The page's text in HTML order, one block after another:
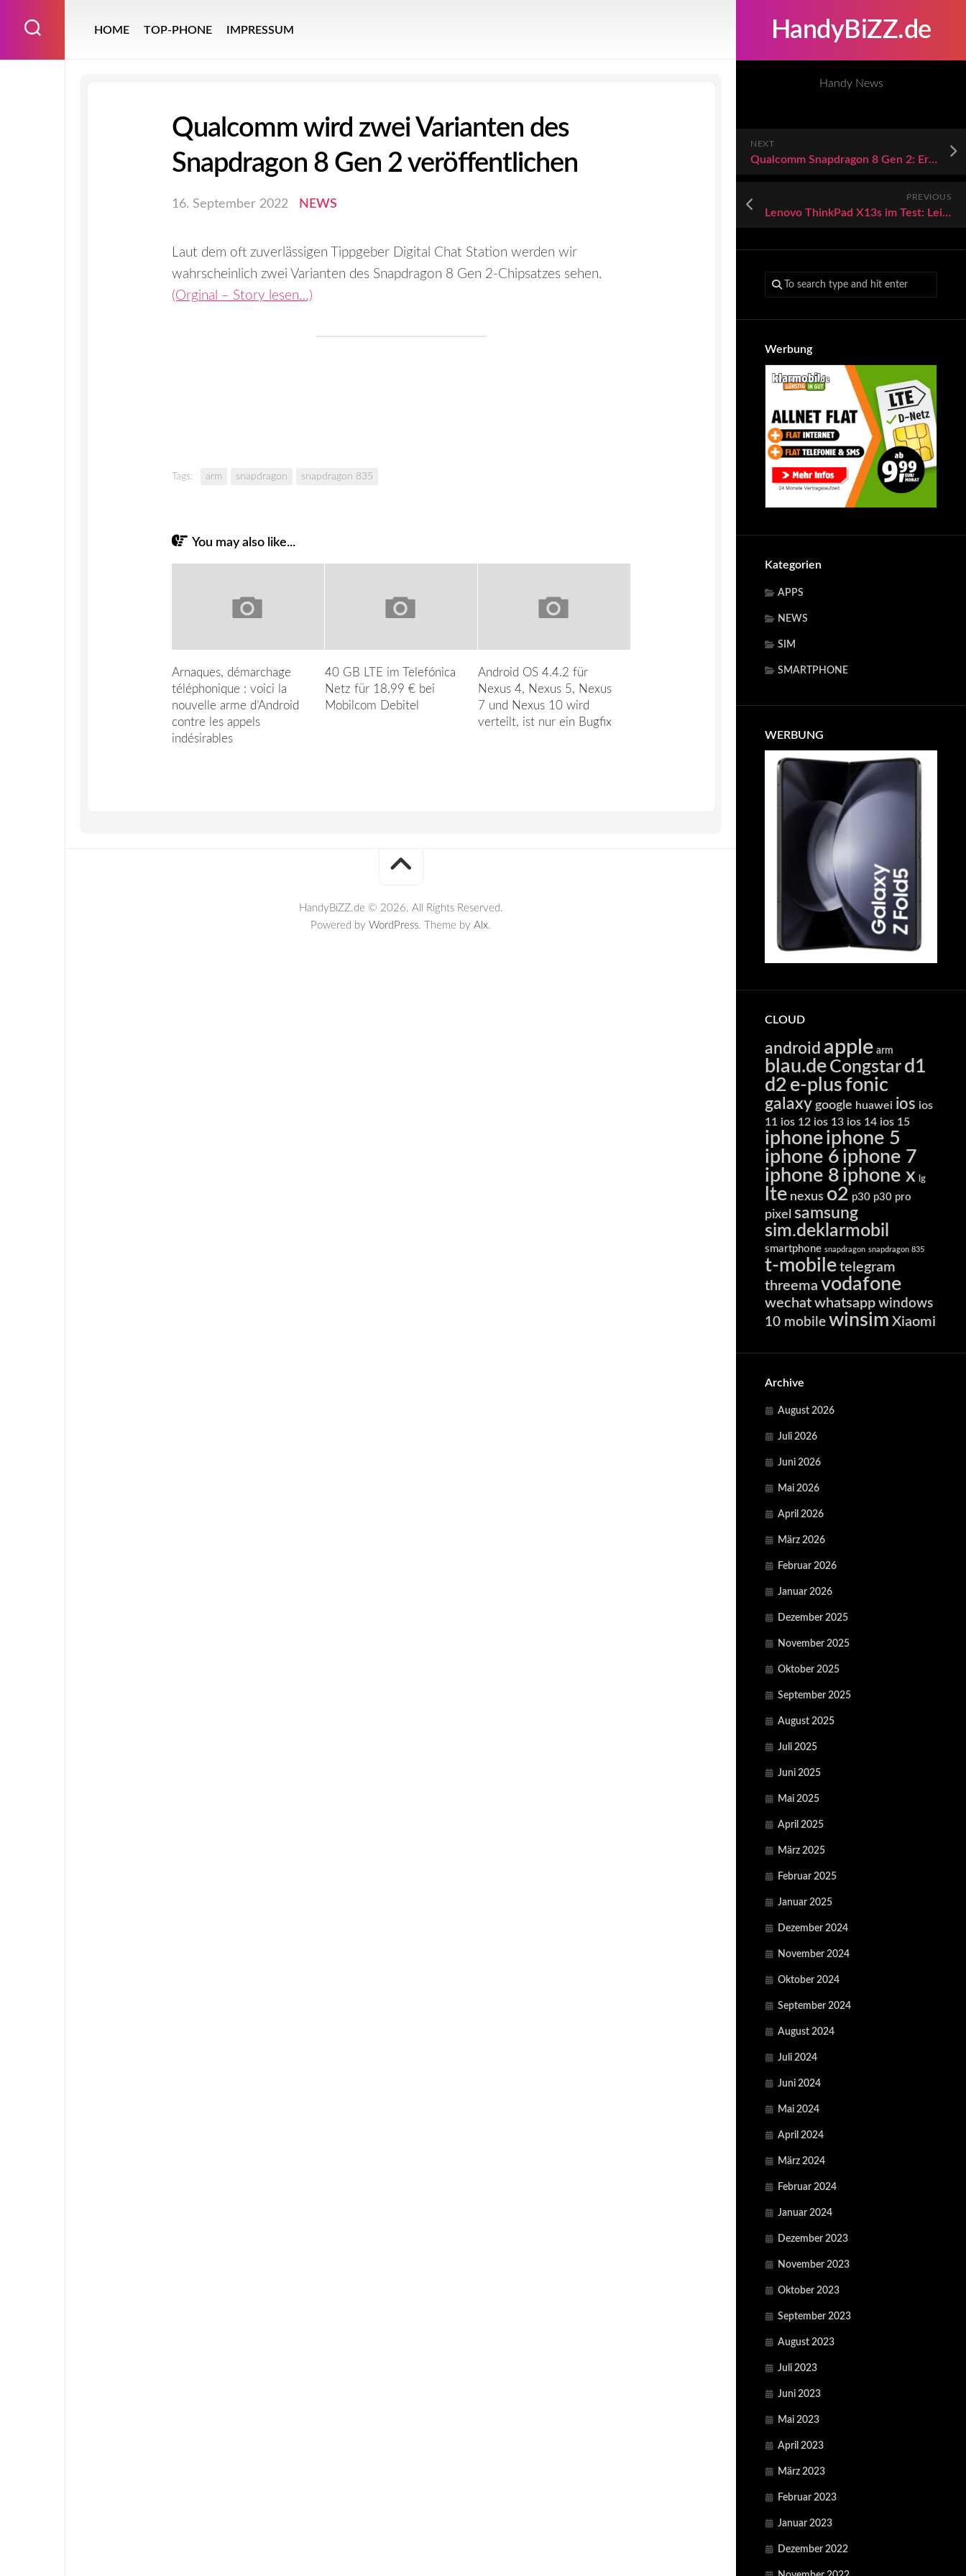
HandyBiZZ.de
Handy News
NEXT
Qualcomm Snapdragon 8 Gen 2: Erste Gerüchte zum High-End-SoC
PREVIOUS
Lenovo ThinkPad X13s im Test: Leichtes Arm-Notebook läuft und läuft und läuft
Werbung
Kategorien
APPS
NEWS
SIM
SMARTPHONE
WERBUNG
CLOUD
android apple arm
blau.de Congstar d1
d2 e-plusfonic
galaxy google huawei ios ios
11 ios 12 ios 13 ios 14 ios 15
iphoneiphone 5
iphone 6 iphone 7
iphone 8 iphone x lg
lte nexus o2 p30 p30 pro
pixel samsung
sim.deklarmobil
smartphone snapdragon snapdragon 835
t-mobile telegram
threema vodafone
wechat whatsapp windows
10 mobile winsim Xiaomi
Archive
August 2026
Juli 2026
Juni 2026
Mai 2026
April 2026
März 2026
Februar 2026
Januar 2026
Dezember 2025
November 2025
Oktober 2025
September 2025
August 2025
Juli 2025
Juni 2025
Mai 2025
April 2025
März 2025
Februar 2025
Januar 2025
Dezember 2024
November 2024
Oktober 2024
September 2024
August 2024
Juli 2024
Juni 2024
Mai 2024
April 2024
März 2024
Februar 2024
Januar 2024
Dezember 2023
November 2023
Oktober 2023
September 2023
August 2023
Juli 2023
Juni 2023
Mai 2023
April 2023
März 2023
Februar 2023
Januar 2023
Dezember 2022
HOME TOP-PHONE IMPRESSUM
Qualcomm wird zwei Varianten des
Snapdragon 8 Gen 2 veröffentlichen
16. September 2022 NEWS
Laut dem oft zuverlässigen Tippgeber Digital Chat Station werden wir
wahrscheinlich zwei Varianten des Snapdragon 8 Gen 2-Chipsatzes sehen.
(Orginal – Story lesen…)
Tags: arm snapdragon snapdragon 835
You may also like...
Arnaques, démarchage
téléphonique : voici la
nouvelle arme d’Android
contre les appels
indésirables
40 GB LTE im Telefónica
Netz für 18,99 € bei
Mobilcom Debitel
Android OS 4.4.2 für
Nexus 4, Nexus 5, Nexus
7 und Nexus 10 wird
verteilt, ist nur ein Bugfix
HandyBiZZ.de © 2026. All Rights Reserved.
Powered by WordPress. Theme by Alx.